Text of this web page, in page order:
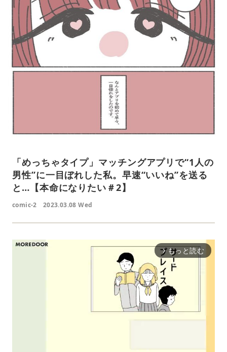
「めっちゃタイプ」マッチングアプリで“1人の
男性”に一目ぼれした私。早速“いいね”を送る
と…【本命になりたい＃2】
comic-2 2023.03.08 Wed
arrow_forward_ios もっと読む